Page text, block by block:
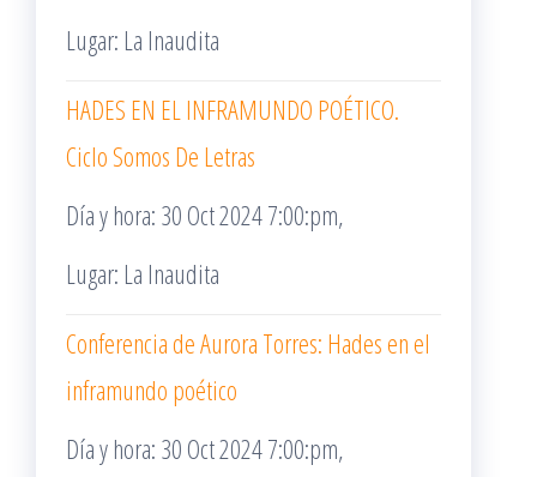
Lugar: La Inaudita
HADES EN EL INFRAMUNDO POÉTICO.
Ciclo Somos De Letras
Día y hora: 30 Oct 2024 7:00:pm,
Lugar: La Inaudita
Conferencia de Aurora Torres: Hades en el
inframundo poético
Día y hora: 30 Oct 2024 7:00:pm,